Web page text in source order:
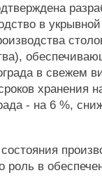
в укрывной
в свежем
хранения
- на 6 %,
роль в